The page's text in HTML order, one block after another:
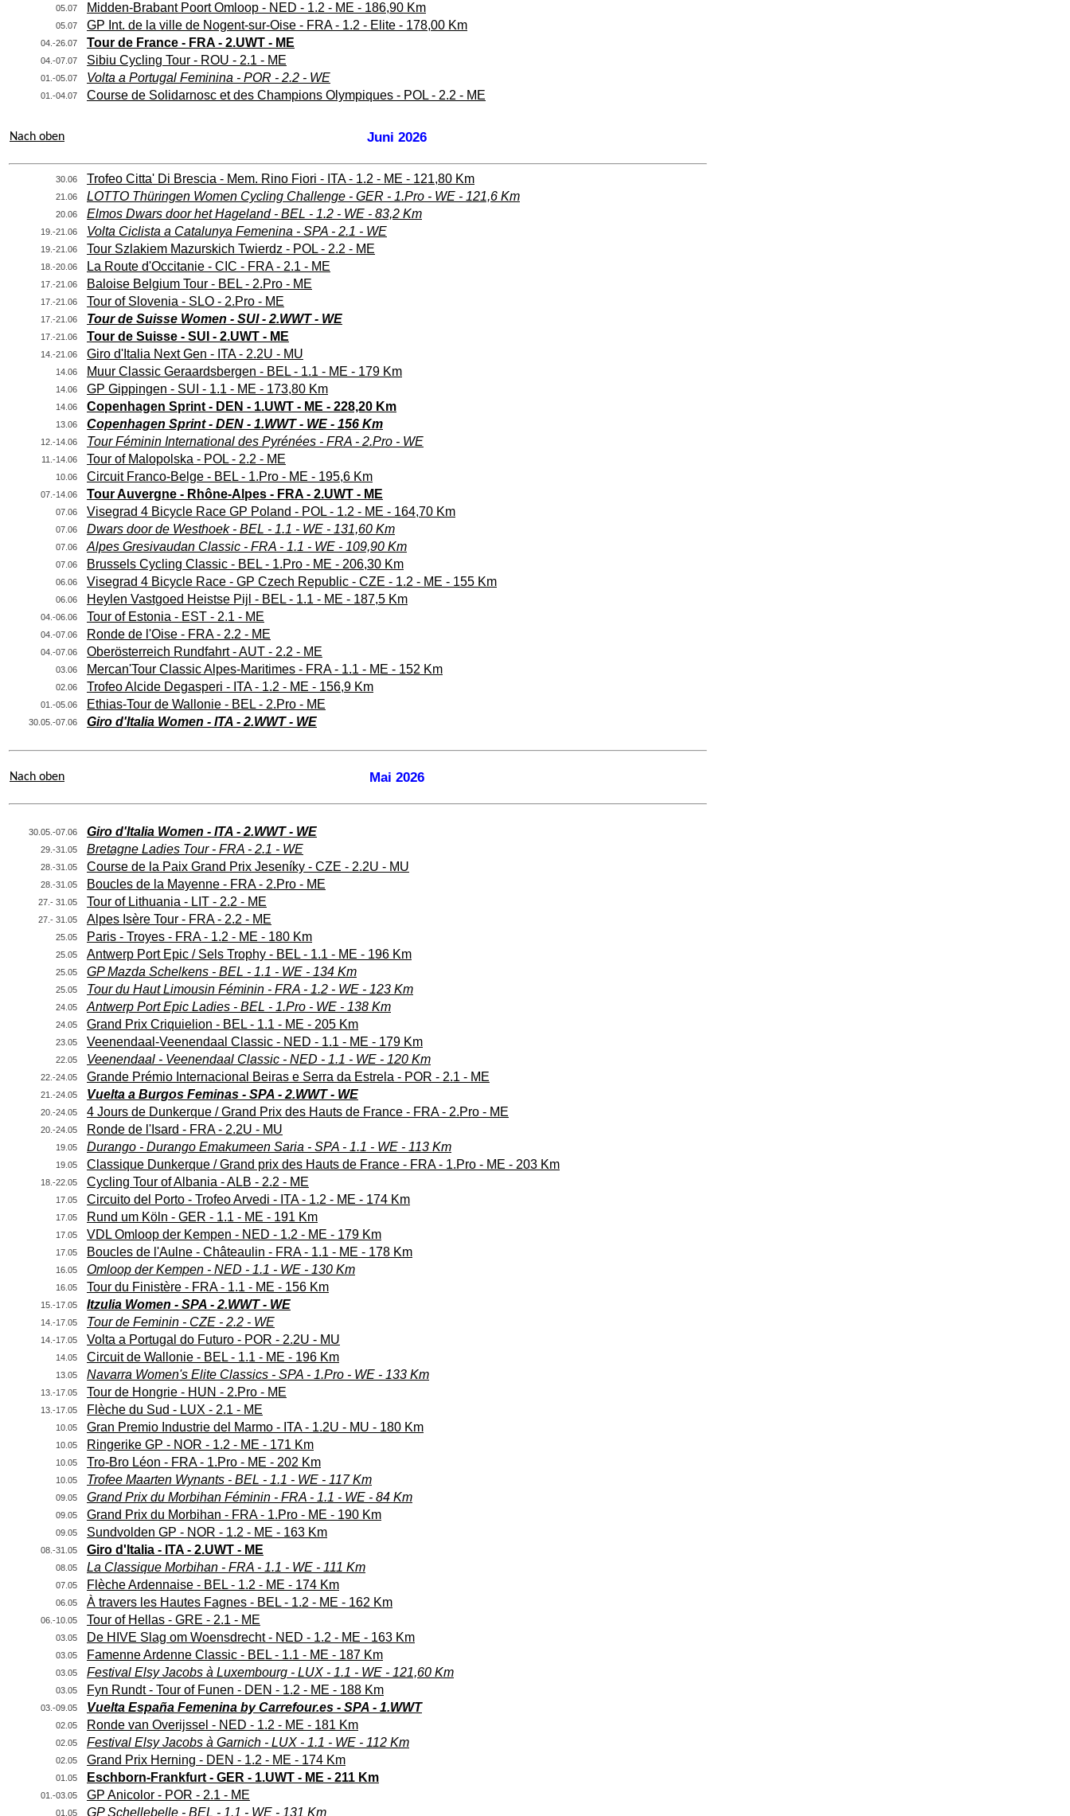
05.07 Midden-Brabant Poort Omloop - NED - 1.2 - ME - 186,90 Km
05.07 GP Int. de la ville de Nogent-sur-Oise - FRA - 1.2 - Elite - 178,00 Km
04.-26.07 Tour de France - FRA - 2.UWT - ME
04.-07.07 Sibiu Cycling Tour - ROU - 2.1 - ME
01.-05.07 Volta a Portugal Feminina - POR - 2.2 - WE
01.-04.07 Course de Solidarnosc et des Champions Olympiques - POL - 2.2 - ME
Nach oben Juni 2026
30.06 Trofeo Citta' Di Brescia - Mem. Rino Fiori - ITA - 1.2 - ME - 121,80 Km
21.06 LOTTO Thüringen Women Cycling Challenge - GER - 1.Pro - WE - 121,6 Km
20.06 Elmos Dwars door het Hageland - BEL - 1.2 - WE - 83,2 Km
19.-21.06 Volta Ciclista a Catalunya Femenina - SPA - 2.1 - WE
19.-21.06 Tour Szlakiem Mazurskich Twierdz - POL - 2.2 - ME
18.-20.06 La Route d'Occitanie - CIC - FRA - 2.1 - ME
17.-21.06 Baloise Belgium Tour - BEL - 2.Pro - ME
17.-21.06 Tour of Slovenia - SLO - 2.Pro - ME
17.-21.06 Tour de Suisse Women - SUI - 2.WWT - WE
17.-21.06 Tour de Suisse - SUI - 2.UWT - ME
14.-21.06 Giro d'Italia Next Gen - ITA - 2.2U - MU
14.06 Muur Classic Geraardsbergen - BEL - 1.1 - ME - 179 Km
14.06 GP Gippingen - SUI - 1.1 - ME - 173,80 Km
14.06 Copenhagen Sprint - DEN - 1.UWT - ME - 228,20 Km
13.06 Copenhagen Sprint - DEN - 1.WWT - WE - 156 Km
12.-14.06 Tour Féminin International des Pyrénées - FRA - 2.Pro - WE
11.-14.06 Tour of Malopolska - POL - 2.2 - ME
10.06 Circuit Franco-Belge - BEL - 1.Pro - ME - 195,6 Km
07.-14.06 Tour Auvergne - Rhône-Alpes - FRA - 2.UWT - ME
07.06 Visegrad 4 Bicycle Race GP Poland - POL - 1.2 - ME - 164,70 Km
07.06 Dwars door de Westhoek - BEL - 1.1 - WE - 131,60 Km
07.06 Alpes Gresivaudan Classic - FRA - 1.1 - WE - 109,90 Km
07.06 Brussels Cycling Classic - BEL - 1.Pro - ME - 206,30 Km
06.06 Visegrad 4 Bicycle Race - GP Czech Republic - CZE - 1.2 - ME - 155 Km
06.06 Heylen Vastgoed Heistse Pijl - BEL - 1.1 - ME - 187,5 Km
04.-06.06 Tour of Estonia - EST - 2.1 - ME
04.-07.06 Ronde de l'Oise - FRA - 2.2 - ME
04.-07.06 Oberösterreich Rundfahrt - AUT - 2.2 - ME
03.06 Mercan'Tour Classic Alpes-Maritimes - FRA - 1.1 - ME - 152 Km
02.06 Trofeo Alcide Degasperi - ITA - 1.2 - ME - 156,9 Km
01.-05.06 Ethias-Tour de Wallonie - BEL - 2.Pro - ME
30.05.-07.06 Giro d'Italia Women - ITA - 2.WWT - WE
Nach oben Mai 2026
30.05.-07.06 Giro d'Italia Women - ITA - 2.WWT - WE
29.-31.05 Bretagne Ladies Tour - FRA - 2.1 - WE
28.-31.05 Course de la Paix Grand Prix Jeseníky - CZE - 2.2U - MU
28.-31.05 Boucles de la Mayenne - FRA - 2.Pro - ME
27.- 31.05 Tour of Lithuania - LIT - 2.2 - ME
27.- 31.05 Alpes Isère Tour - FRA - 2.2 - ME
25.05 Paris - Troyes - FRA - 1.2 - ME - 180 Km
25.05 Antwerp Port Epic / Sels Trophy - BEL - 1.1 - ME - 196 Km
25.05 GP Mazda Schelkens - BEL - 1.1 - WE - 134 Km
25.05 Tour du Haut Limousin Féminin - FRA - 1.2 - WE - 123 Km
24.05 Antwerp Port Epic Ladies - BEL - 1.Pro - WE - 138 Km
24.05 Grand Prix Criquielion - BEL - 1.1 - ME - 205 Km
23.05 Veenendaal-Veenendaal Classic - NED - 1.1 - ME - 179 Km
22.05 Veenendaal - Veenendaal Classic - NED - 1.1 - WE - 120 Km
22.-24.05 Grande Prémio Internacional Beiras e Serra da Estrela - POR - 2.1 - ME
21.-24.05 Vuelta a Burgos Feminas - SPA - 2.WWT - WE
20.-24.05 4 Jours de Dunkerque / Grand Prix des Hauts de France - FRA - 2.Pro - ME
20.-24.05 Ronde de l'Isard - FRA - 2.2U - MU
19.05 Durango - Durango Emakumeen Saria - SPA - 1.1 - WE - 113 Km
19.05 Classique Dunkerque / Grand prix des Hauts de France - FRA - 1.Pro - ME - 203 Km
18.-22.05 Cycling Tour of Albania - ALB - 2.2 - ME
17.05 Circuito del Porto - Trofeo Arvedi - ITA - 1.2 - ME - 174 Km
17.05 Rund um Köln - GER - 1.1 - ME - 191 Km
17.05 VDL Omloop der Kempen - NED - 1.2 - ME - 179 Km
17.05 Boucles de l'Aulne - Châteaulin - FRA - 1.1 - ME - 178 Km
16.05 Omloop der Kempen - NED - 1.1 - WE - 130 Km
16.05 Tour du Finistère - FRA - 1.1 - ME - 156 Km
15.-17.05 Itzulia Women - SPA - 2.WWT - WE
14.-17.05 Tour de Feminin - CZE - 2.2 - WE
14.-17.05 Volta a Portugal do Futuro - POR - 2.2U - MU
14.05 Circuit de Wallonie - BEL - 1.1 - ME - 196 Km
13.05 Navarra Women's Elite Classics - SPA - 1.Pro - WE - 133 Km
13.-17.05 Tour de Hongrie - HUN - 2.Pro - ME
13.-17.05 Flèche du Sud - LUX - 2.1 - ME
10.05 Gran Premio Industrie del Marmo - ITA - 1.2U - MU - 180 Km
10.05 Ringerike GP - NOR - 1.2 - ME - 171 Km
10.05 Tro-Bro Léon - FRA - 1.Pro - ME - 202 Km
10.05 Trofee Maarten Wynants - BEL - 1.1 - WE - 117 Km
09.05 Grand Prix du Morbihan Féminin - FRA - 1.1 - WE - 84 Km
09.05 Grand Prix du Morbihan - FRA - 1.Pro - ME - 190 Km
09.05 Sundvolden GP - NOR - 1.2 - ME - 163 Km
08.-31.05 Giro d'Italia - ITA - 2.UWT - ME
08.05 La Classique Morbihan - FRA - 1.1 - WE - 111 Km
07.05 Flèche Ardennaise - BEL - 1.2 - ME - 174 Km
06.05 À travers les Hautes Fagnes - BEL - 1.2 - ME - 162 Km
06.-10.05 Tour of Hellas - GRE - 2.1 - ME
03.05 De HIVE Slag om Woensdrecht - NED - 1.2 - ME - 163 Km
03.05 Famenne Ardenne Classic - BEL - 1.1 - ME - 187 Km
03.05 Festival Elsy Jacobs à Luxembourg - LUX - 1.1 - WE - 121,60 Km
03.05 Fyn Rundt - Tour of Funen - DEN - 1.2 - ME - 188 Km
03.-09.05 Vuelta España Femenina by Carrefour.es - SPA - 1.WWT
02.05 Ronde van Overijssel - NED - 1.2 - ME - 181 Km
02.05 Festival Elsy Jacobs à Garnich - LUX - 1.1 - WE - 112 Km
02.05 Grand Prix Herning - DEN - 1.2 - ME - 174 Km
01.05 Eschborn-Frankfurt - GER - 1.UWT - ME - 211 Km
01.-03.05 GP Anicolor - POR - 2.1 - ME
01.05 GP Schellebelle - BEL - 1.1 - WE - 131 Km